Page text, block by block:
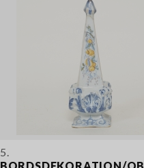
5.
BORDSDEKORATION/